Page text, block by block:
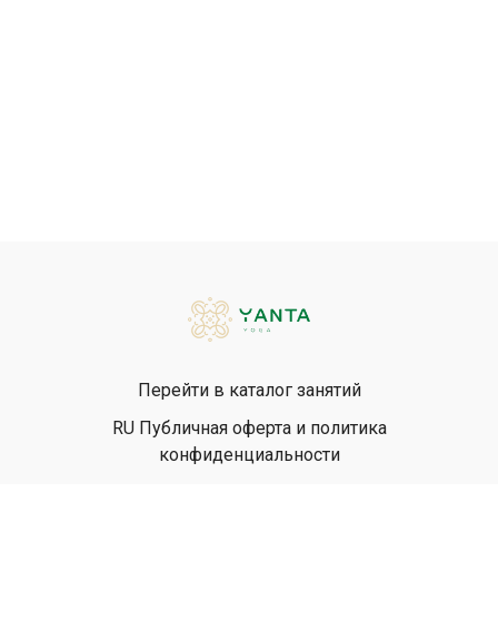
Перейти в каталог занятий
RU Публичная оферта и политика
конфиденциальности